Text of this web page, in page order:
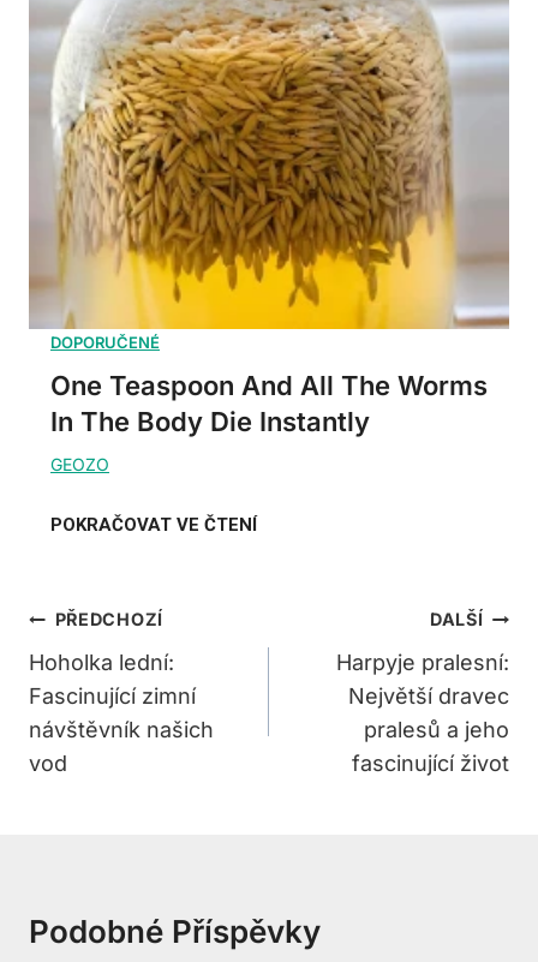
One Teaspoon And All The Worms
In The Body Die Instantly
Navigace
Pro
Příspěvek
PŘEDCHOZÍ
Hoholka lední:
Fascinující zimní
návštěvník našich
vod
DALŠÍ
Harpyje pralesní:
Největší dravec
pralesů a jeho
fascinující život
Podobné Příspěvky